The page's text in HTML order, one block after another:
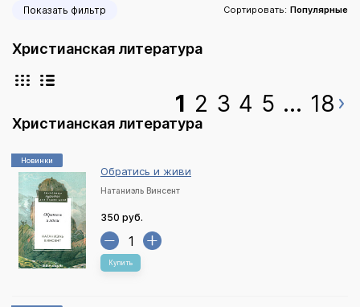
Показать фильтр Сортировать: Популярные
Христианская литература
1 2 3 4 5 ... 18
Христианская литература
Новинки
Обратись и живи
Натаниэль Винсент
350 руб.
Купить